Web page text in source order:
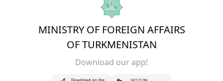
MINISTRY OF FOREIGN AFFAIRS
OF TURKMENISTAN
Download our app!